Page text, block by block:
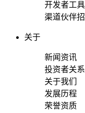
开发者工具
渠道伙伴
关于
新闻资讯
投资者关系
关于我们
发展历程
荣誉资质